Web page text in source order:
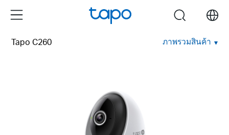
Menu search
Tapo C260 ภาพรวมสินค้า